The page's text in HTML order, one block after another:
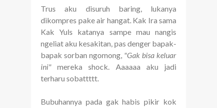
Trus aku disuruh baring, lukanya
dikompres pake air hangat. Kak Ira sama
Kak Yuls katanya sampe mau nangis
ngeliat aku kesakitan, pas denger bapak-
bapak sorban ngomong, "Gak bisa keluar
ini"mereka shock. Aaaaaa aku jadi
terharu sobattttt.
Bubuhannya pada gak habis pikir kok